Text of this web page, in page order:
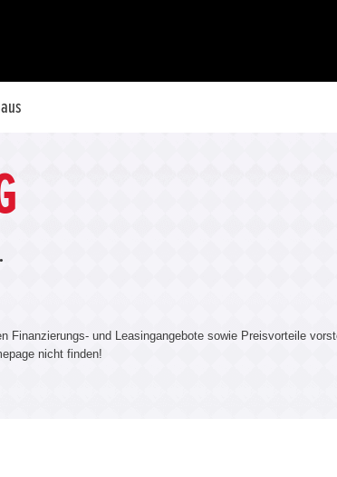
und Leasingangebote sowie Preisvorteile
nicht finden!